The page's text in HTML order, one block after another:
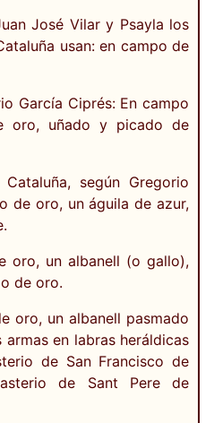
José Vilar y Psayla los
usan: en campo de
García Ciprés: En campo
oro, uñado y picado de
según Gregorio
de oro, un águila de azur,
oro, un albanell (o gallo),
de oro.
oro, un albanell pasmado
en labras heráldicas
de San Francisco de
de Sant Pere de